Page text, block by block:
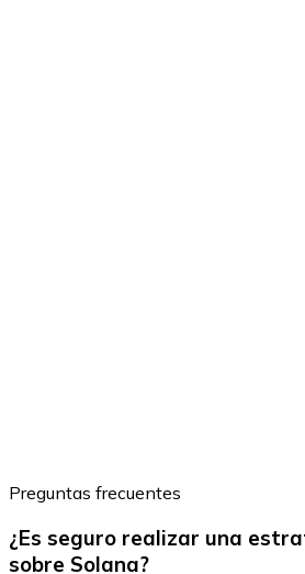
Preguntas frecuentes
¿Es seguro realizar una
sobre Solana?